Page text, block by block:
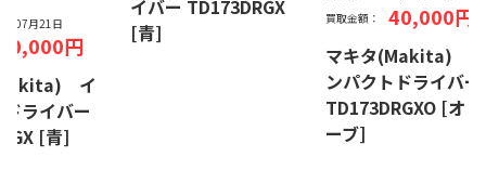
年07月21日
円
イ
ドライバー
[青]
イバー TD173DRGX
[青]
買取金額：
40,000円
マキタ(Makita) イ
ンパクトドライバ
TD173DRGXO [オリ
ーブ]